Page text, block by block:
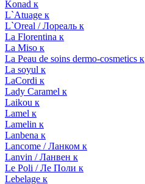
Konad к
L`Atuage к
L`Oreal / Лореаль к
La Florentina к
La Miso к
La Peau de soins dermo-cosmetics к
La soyul к
LaCordi к
Lady Caramel к
Laikou к
Lamel к
Lamelin к
Lanbena к
Lancome / Ланком к
Lanvin / Ланвен к
Le Poli / Ле Поли к
Lebelage к